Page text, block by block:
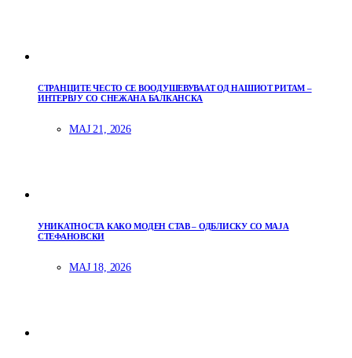
СТРАНЦИТЕ ЧЕСТО СЕ ВООДУШЕВУВААТ ОД НАШИОТ РИТАМ –
ИНТЕРВЈУ СО СНЕЖАНА БАЛКАНСКА
МАЈ 21, 2026
УНИКАТНОСТА КАКО МОДЕН СТАВ – ОДБЛИСКУ СО МАЈА
СТЕФАНОВСКИ
МАЈ 18, 2026